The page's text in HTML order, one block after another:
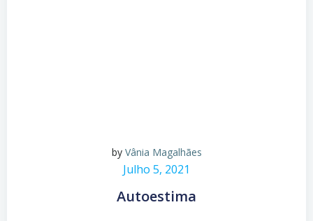
by Vânia Magalhães
Julho 5, 2021
Autoestima